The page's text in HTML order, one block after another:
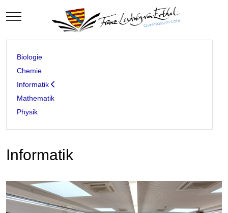
Mobile Menu Toggle
Biologie
Chemie
Informatik
Mathematik
Physik
Informatik